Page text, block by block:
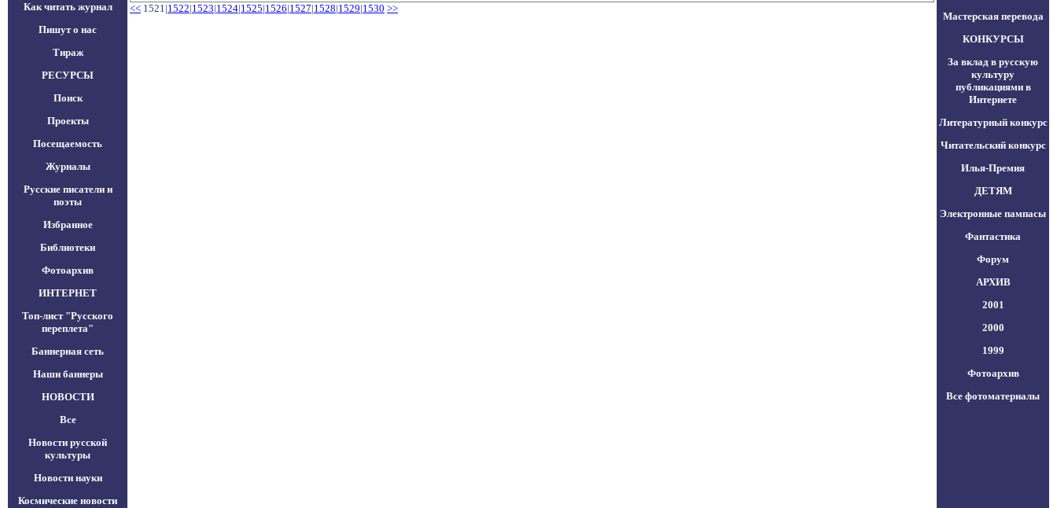
Как читать журнал
Пишут о нас
Тираж
РЕСУРСЫ
Поиск
Проекты
Посещаемость
Журналы
Русские писатели и
поэты
Избранное
Библиотеки
Фотоархив
ИНТЕРНЕТ
Топ-лист "Русского
переплета"
Баннерная сеть
Наши баннеры
НОВОСТИ
Все
Новости русской
культуры
Новости науки
Космические новости
<< 1521|1522|1523|1524|1525|1526|1527|1528|1529|1530 >>
Мастерская перевода
КОНКУРСЫ
За вклад в русскую
культуру
публикациями в
Интернете
Литературный конкурс
Читательский конкурс
Илья-Премия
ДЕТЯМ
Электронные пампасы
Фантастика
Форум
АРХИВ
2001
2000
1999
Фотоархив
Все фотоматериалы